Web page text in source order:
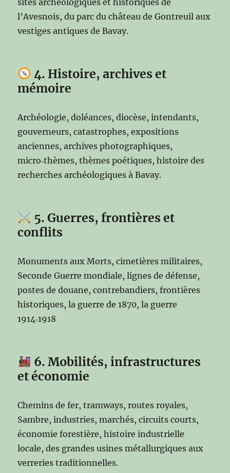
l’Avesnois, du parc du château de Gontreuil aux
vestiges antiques de Bavay.
4. Histoire, archives et
mémoire
Archéologie, doléances, diocèse, intendants,
gouverneurs, catastrophes, expositions
anciennes, archives photographiques,
micro‑thèmes, thèmes poétiques, histoire des
recherches archéologiques à Bavay.
5. Guerres, frontières et
conflits
Monuments aux Morts, cimetières militaires,
Seconde Guerre mondiale, lignes de défense,
postes de douane, contrebandiers, frontières
historiques, la guerre de 1870, la guerre
1914‑1918
6. Mobilités, infrastructures
et économie
Chemins de fer, tramways, routes royales,
Sambre, industries, marchés, circuits courts,
économie forestière, histoire industrielle
locale, des grandes usines métallurgiques aux
verreries traditionnelles.